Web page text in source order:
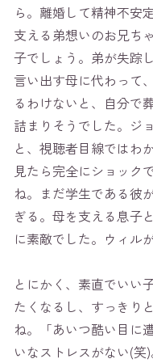
ら。離婚して精神不安
支える弟想いのお兄ち
子でしょう。弟が失踪
言い出す母に代わって
るわけないと、自分で
詰まりそうでした。ジ
と、視聴者目線ではわ
見たら完全にショック
ね。まだ学生である彼
ぎる。母を支える息子
に素敵でした。ウィル
とにかく、素直でいい
たくなるし、すっきり
ね。「あいつ酷い目に
いなストレスがない(笑)